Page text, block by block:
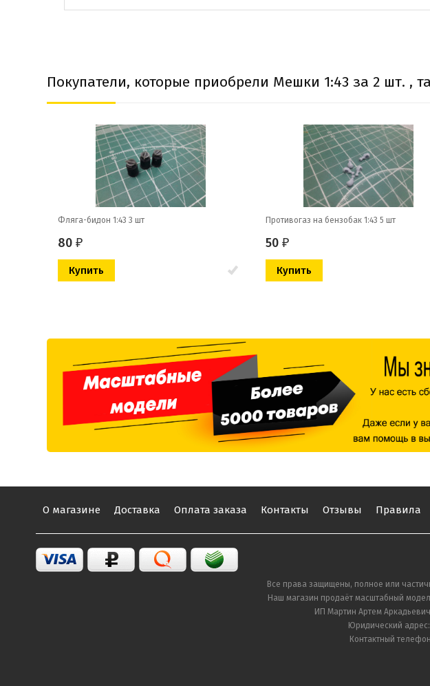
Покупатели, которые приобрели Мешки 1:43 за 2 шт. ,
Фляга-бидон 1:43 3 шт
80 ₽
Противогаз на бензобак 1:43 5 шт
50 ₽
О магазине Доставка Оплата заказа Контакты Отзывы Правила
Все права защищены, полное или
Наш магазин продаёт масштабный
ИП Мартин Артем
Юридический
Контактный